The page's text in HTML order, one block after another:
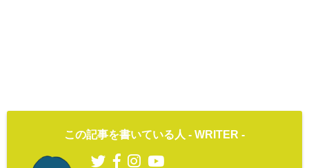
この記事を書いている人 - WRITER -